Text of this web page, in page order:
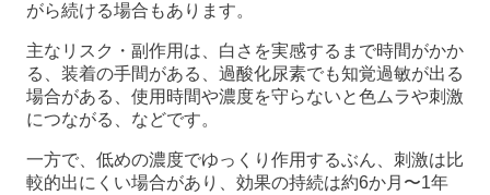
がら続ける場合もあります。
主なリスク・副作用は、白さを実感するまで時間がかか
る、装着の手間がある、過酸化尿素でも知覚過敏が出る
場合がある、使用時間や濃度を守らないと色ムラや刺激
につながる、などです。
一方で、低めの濃度でゆっくり作用するぶん、刺激は比
較的出にくい場合があり、効果の持続は約6か月〜1年